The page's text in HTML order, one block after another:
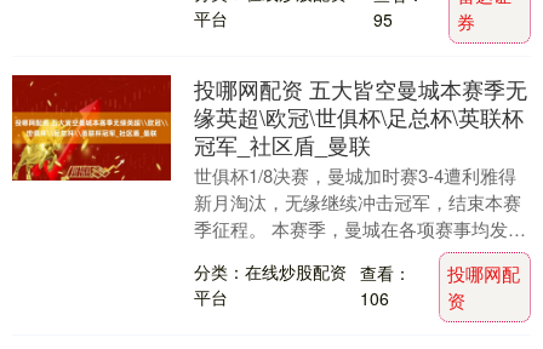
平台
95
券
投哪网配资 五大皆空曼城本赛季无
缘英超\欧冠\世俱杯\足总杯\英联杯
冠军_社区盾_曼联
世俱杯1/8决赛，曼城加时赛3-4遭利雅得
新月淘汰，无缘继续冲击冠军，结束本赛
季征程。 本赛季，曼城在各项赛事均发挥
不佳，在英超、足总杯、英联杯、世俱
杯、欧冠全....
分类：在线炒股配资
平台
查看：
106
投哪网配
资